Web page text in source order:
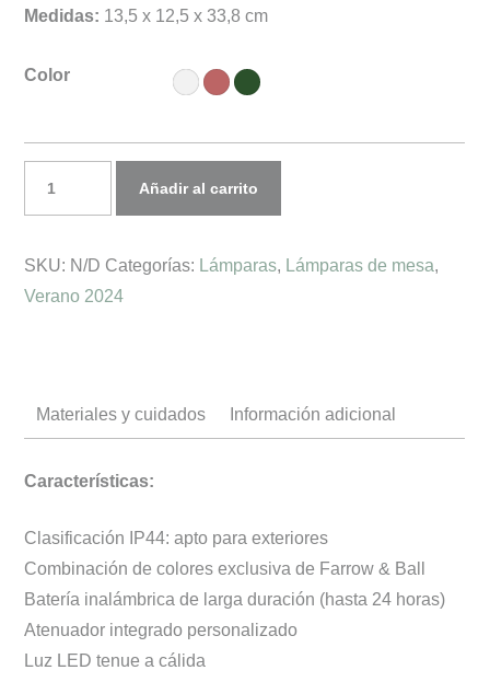
Medidas: 13,5 x 12,5 x 33,8 cm
Color
MUSE
cantidad
Añadir al carrito
SKU: N/D Categorías: Lámparas, Lámparas de mesa,
Verano 2024
Materiales y cuidados Información adicional
Características:
Clasificación IP44: apto para exteriores
Combinación de colores exclusiva de Farrow & Ball
Batería inalámbrica de larga duración (hasta 24 horas)
Atenuador integrado personalizado
Luz LED tenue a cálida